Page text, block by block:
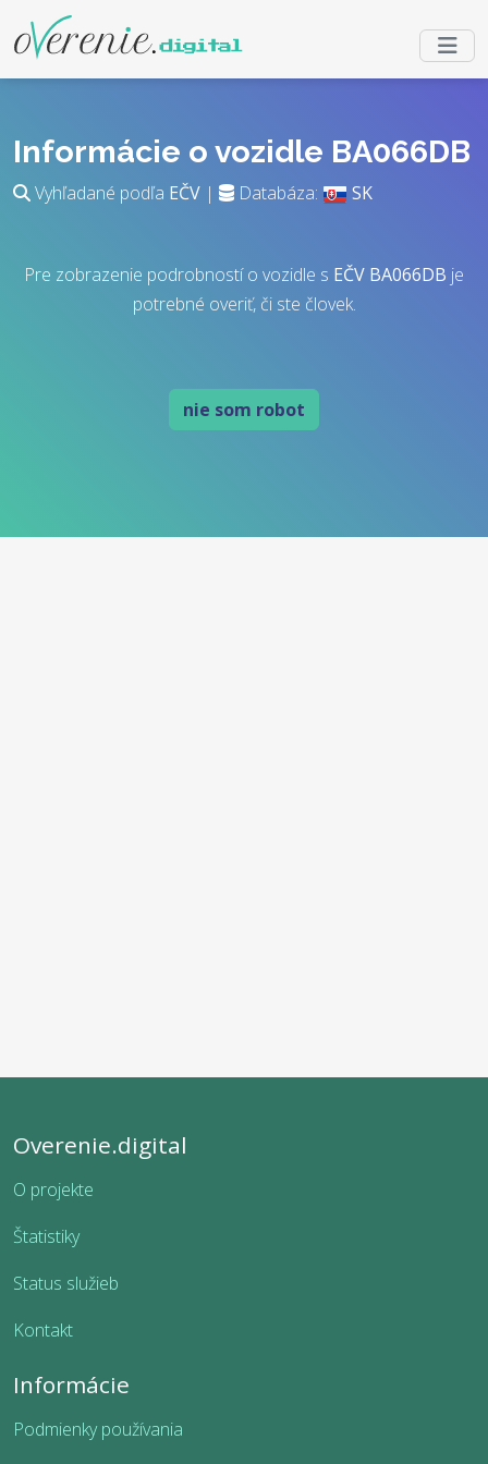
Informácie o vozidle BA066DB
Vyhľadané podľa EČV | Databáza: SK
Pre zobrazenie podrobností o vozidle s EČV BA066DB je
potrebné overiť, či ste človek.
nie som robot
Overenie.digital
O projekte
Štatistiky
Status služieb
Kontakt
Informácie
Podmienky používania